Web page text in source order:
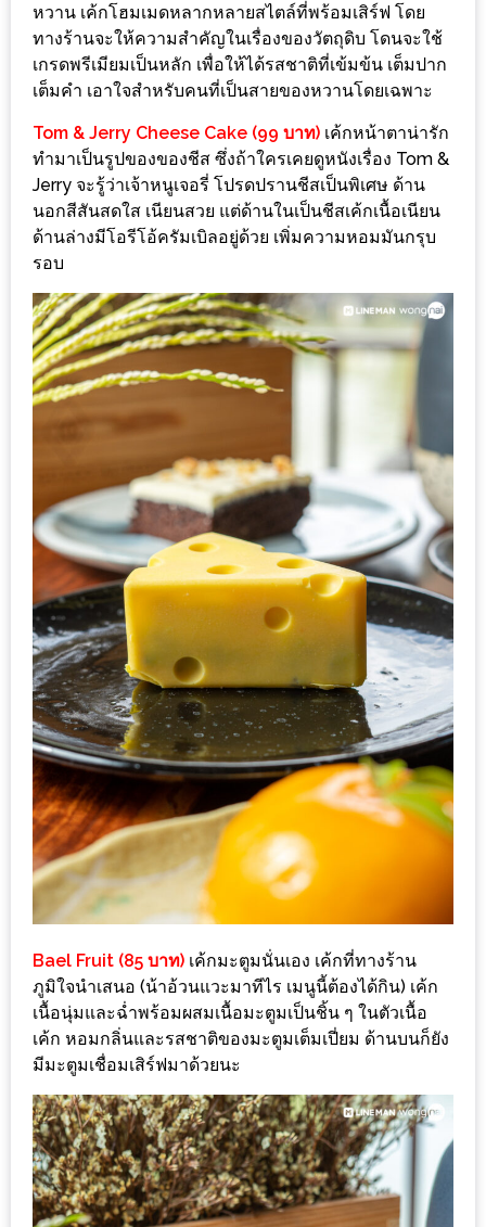
ลายแทง
ความ
อร่อย
เชียงใหม่
ลุ้น
บัตร
ประทาน
บุฟเฟ่ต์
ฟรี
ที่
LE
เชียงใหม่
2
ท่าน
ลุ้น
รับ
GIFT
VOUCHER
รับ
ประทาน
อาหาร
มูลค่า
1,000
บาท
ฟรี
3
รางวัล
วัน
แม่
สุด
พิเศษ
โปร
โม
ชั่น
หวาน เค้กโฮมเมดหลากหลายสไตล์ที่พร้อมเสิร์ฟ โดย
ทางร้านจะให้ความสำคัญในเรื่องของวัตถุดิบ โดนจะใช้
เกรดพรีเมียมเป็นหลัก เพื่อให้ได้รสชาติที่เข้มข้น เต็มปาก
เต็มคำ เอาใจสำหรับคนที่เป็นสายของหวานโดยเฉพาะ
Tom & Jerry Cheese Cake (99 บาท) เค้กหน้าตาน่ารัก
ทำมาเป็นรูปของของชีส ซึ่งถ้าใครเคยดูหนังเรื่อง Tom &
Jerry จะรู้ว่าเจ้าหนูเจอรี่ โปรดปรานชีสเป็นพิเศษ ด้าน
นอกสีสันสดใส เนียนสวย แต่ด้านในเป็นชีสเค้กเนื้อเนียน
ด้านล่างมีโอรีโอ้ครัมเบิลอยู่ด้วย เพิ่มความหอมมันกรุบ
รอบ
Bael Fruit (85 บาท) เค้กมะตูมนั่นเอง เค้กที่ทางร้าน
ภูมิใจนำเสนอ (น้าอ้วนแวะมาทีไร เมนูนี้ต้องได้กิน) เค้ก
เนื้อนุ่มและฉ่ำพร้อมผสมเนื้อมะตูมเป็นชิ้น ๆ ในตัวเนื้อ
เค้ก หอมกลิ่นและรสชาติของมะตูมเต็มเปี่ยม ด้านบนก็ยัง
มีมะตูมเชื่อมเสิร์ฟมาด้วยนะ